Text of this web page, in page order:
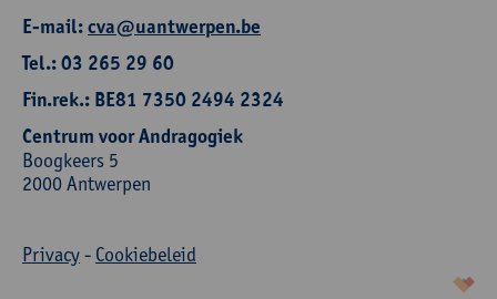
E-mail:cva@uantwerpen.be
Tel.: 03 265 29 60
Fin.rek.: BE81 7350 2494 2324
Centrum voor Andragogiek
Boogkeers 5
2000 Antwerpen
Privacy- Cookiebeleid
korazon.be